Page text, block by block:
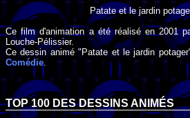
Patate et le jardin
Ce film d'animation a été réalisé en 2001
Louche-Pélissier.
Ce dessin animé "Patate et le jardin
Comédie.
TOP 100 DESDESSINS ANIMÉS